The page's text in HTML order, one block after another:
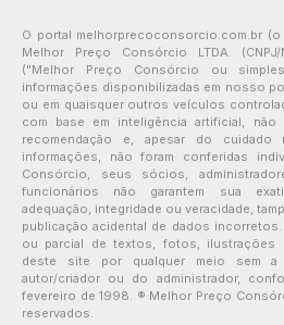
O portal melhorprecoconsorcio.com.br
Melhor Preço Consórcio LTDA.
("Melhor Preço Consórcio ou
informações disponibilizadas em nosso
ou em quaisquer outros veículos
com base em inteligência artificial, não
recomendação e, apesar do
informações, não foram conferidas
Consórcio, seus sócios,
funcionários não garantem sua
adequação, integridade ou veracidade,
publicação acidental de dados
ou parcial de textos, fotos, ilustrações
deste site por qualquer meio sem a
autor/criador ou do administrador,
fevereiro de 1998. ® Melhor Preço
reservados.